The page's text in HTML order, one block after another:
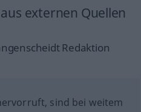
externen Quellen
Redaktion
sind bei weitem